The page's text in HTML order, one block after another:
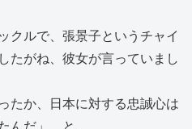
クルで、張景子というチャイ
たがね、彼女が言っていまし
たか、日本に対する忠誠心は